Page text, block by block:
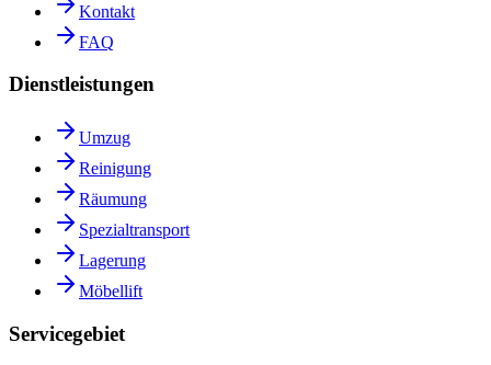
Kontakt
FAQ
Dienstleistungen
Umzug
Reinigung
Räumung
Spezialtransport
Lagerung
Möbellift
Servicegebiet